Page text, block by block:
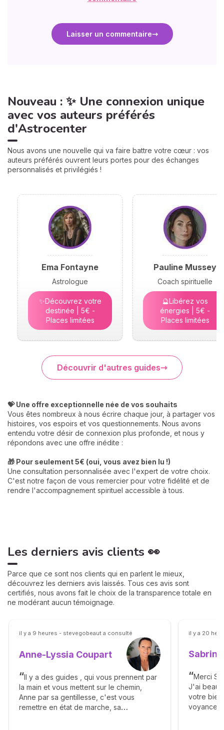
Laisser un commentaire
Nouveau : ✨ Une connexion unique
avec vos auteurs préférés
d'Astrocenter
Nous avons une nouvelle qui va faire battre votre cœur : vos
auteurs préférés ouvrent leurs portes pour des échanges
personnalisés et privilégiés !
Ema Fontayne
Astrologue
✨Découvrez votre
destinée | 5€ -
Places limitées
Pauline Mussey
Coach spirituelle
🔮Libérez vos
énergies | 5€ -
Places limitées
Découvrir d'autres guides
💝 Une offre exceptionnelle née de vos souhaits
Vous êtes nombreux à nous écrire chaque jour, à partager vos
histoires, vos espoirs et vos questionnements. Nous avons
entendu votre désir de connexion plus profonde, et nous y
répondons avec une offre inédite :
🎁 Pour seulement 5€ (oui, vous avez bien lu !)
Une consultation personnalisée avec l'expert de votre choix.
C'est notre façon de vous remercier pour votre fidélité et de
rendre l'accompagnement spirituel accessible à tous.
Les derniers avis clients 👀
Parce que ce sont nos clients qui en parlent le mieux,
découvrez les derniers avis laissés. Tous ces avis sont
certifiés, nous avons fait le choix de la transparence totale en
ne modérant aucun témoignage.
il y a 9 heures - stevegobeaut a consulté
Anne-Lyssia Coupart
Il y a des guides , qui vous prennent par
la main et vous mettent sur le chemin,
Anne par sa gentillesse, c'est vous
remettre en état de marche, sa
il y a 20
Merci
J'ai
votre
voyance.